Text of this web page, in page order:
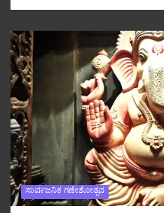
ಸಾರ್ವಜನಿಕ ಗಣೇಶೋತ್ಸವ